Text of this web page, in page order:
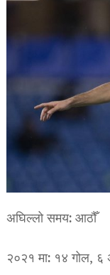
अघिल्लो समय: आठौँ
२०२१ मा: १४ गोल, ६